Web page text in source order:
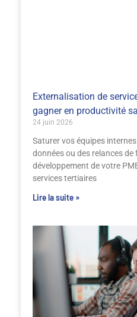
Externalisation de
gagner en productivité
24 juin 2026
Saturer vos équipes
données ou des relances
développement de votre
services tertiaires
Lire la suite »